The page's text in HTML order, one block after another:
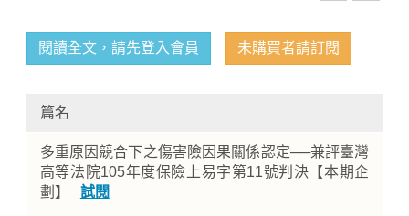
閱讀全文，請先登入會員 未購買者請訂閱
篇名
多重原因競合下之傷害險因果關係認定──兼評臺灣
高等法院105年度保險上易字第11號判決【本期企
劃】 試閱